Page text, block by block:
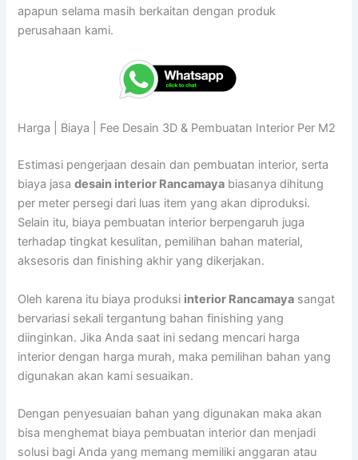
apapun selama masih berkaitan dengan produk
perusahaan kami.
Harga | Biaya | Fee Desain 3D & Pembuatan Interior Per M2
Estimasi pengerjaan desain dan pembuatan interior, serta
biaya jasadesain interior Rancamaya biasanya dihitung
per meter persegi dari luas item yang akan diproduksi.
Selain itu, biaya pembuatan interior berpengaruh juga
terhadap tingkat kesulitan, pemilihan bahan material,
aksesoris dan finishing akhir yang dikerjakan.
Oleh karena itu biaya produksi interior Rancamaya sangat
bervariasi sekali tergantung bahan finishing yang
diinginkan. Jika Anda saat ini sedang mencari harga
interior dengan harga murah, maka pemilihan bahan yang
digunakan akan kami sesuaikan.
Dengan penyesuaian bahan yang digunakan maka akan
bisa menghemat biaya pembuatan interior dan menjadi
solusi bagi Anda yang memang memiliki anggaran atau